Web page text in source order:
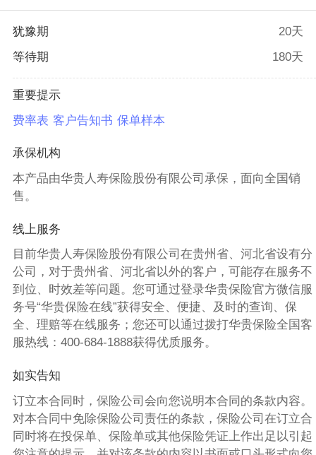
犹豫期
20天
等待期
180天
重要提示
费率表 客户告知书 保单样本
承保机构
本产品由华贵人寿保险股份有限公司承保，面向全国销
售。
线上服务
目前华贵人寿保险股份有限公司在贵州省、河北省设有分
公司，对于贵州省、河北省以外的客户，可能存在服务不
到位、时效差等问题。您可通过登录华贵保险官方微信服
务号“华贵保险在线”获得安全、便捷、及时的查询、保
全、理赔等在线服务；您还可以通过拨打华贵保险全国客
服热线：400-684-1888获得优质服务。
如实告知
订立本合同时，保险公司会向您说明本合同的条款内容。
对本合同中免除保险公司责任的条款，保险公司在订立合
同时将在投保单、保险单或其他保险凭证上作出足以引起